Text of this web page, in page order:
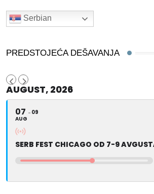
Serbian
PREDSTOJEĆA DEŠAVANJA
AUGUST, 2026
07
AUG
09
SERB FEST CHICAGO OD 7-9